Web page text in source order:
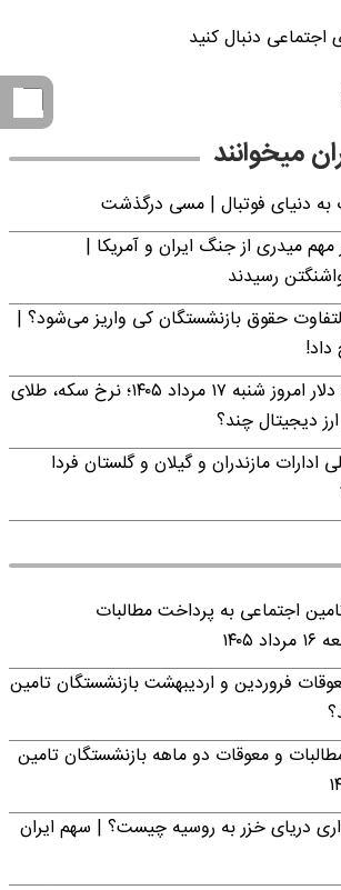
اجتماعی دنبال کنید
میخوانند
به دنیای فوتبال | مسی درگذشت
میدری از جنگ ایران و آمریکا |
رسیدند
حقوق بازنشستگان کی واریز می‌شود؟ |
بروزترین قیمت طلا و دلار امروز شنبه ۱۷ مرداد ۱۴۰۵؛ نرخ سکه، طلای
مازندران و گیلان و گلستان فردا
اجتماعی به پرداخت مطالبات
فروردین و اردیبهشت بازنشستگان تامین
و معوقات دو ماهه بازنشستگان تامین
دریای خزر به روسیه چیست؟ | سهم ایران